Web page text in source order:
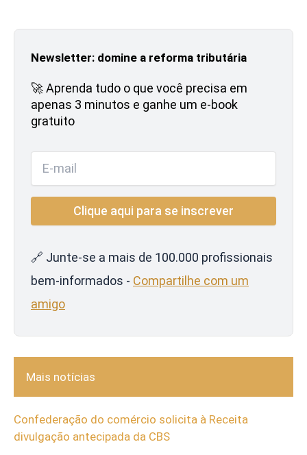
Newsletter: domine a reforma tributária
🚀 Aprenda tudo o que você precisa em
apenas 3 minutos e ganhe um e-book
gratuito
🔗 Junte-se a mais de 100.000 profissionais
bem-informados - Compartilhe com um
amigo
Mais notícias
Confederação do comércio solicita à Receita
divulgação antecipada da CBS